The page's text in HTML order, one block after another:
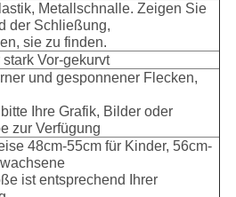
Metallschnalle. Zeigen Sie
der Schließung,
sie zu finden.
Vor-gekurvt
und gesponnener Flecken,
Ihre Grafik, Bilder oder
zur Verfügung
48cm-55cm für Kinder, 56cm-
ist entsprechend Ihrer